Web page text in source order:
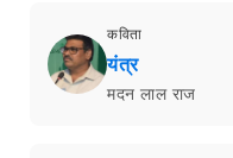
कविता
यंत्र
मदन लाल राज